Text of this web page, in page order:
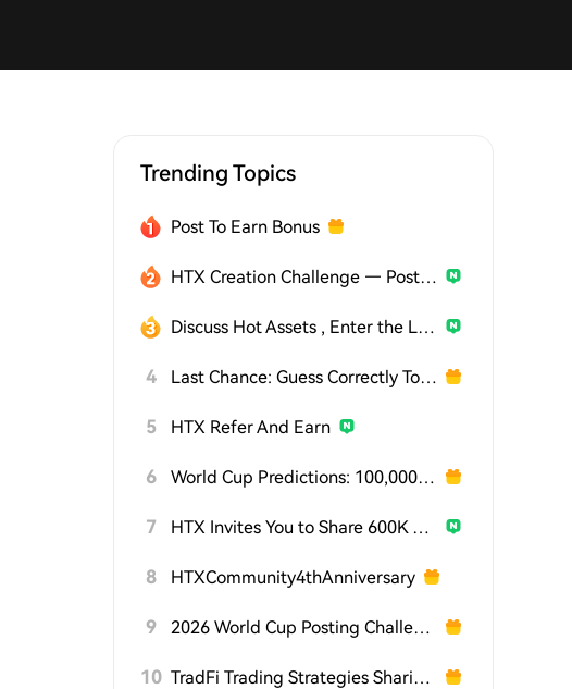
Trending Topics
Post To Earn Bonus
HTX Creation Challenge — Post and Win 1,500U
Discuss Hot Assets , Enter the Lucky Draw
4 Last Chance: Guess Correctly Today and Win More
5 HTX Refer And Earn
6 World Cup Predictions: 100,000 USDT Daily
7 HTX Invites You to Share 600K USDT in Gift Packs
8 HTXCommunity4thAnniversary
9 2026 World Cup Posting Challenge on HTX Square
10 TradFi Trading Strategies Sharing Challenge